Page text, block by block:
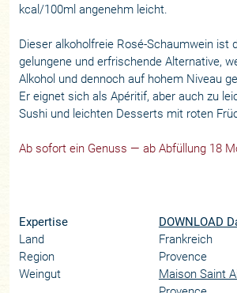
kcal/100ml angenehm leicht.
Dieser alkoholfreie Rosé-Schaumwein ist
gelungene und erfrischende Alternative,
Alkohol und dennoch auf hohem Niveau
Er eignet sich als Apéritif, aber auch zu
Sushi und leichten Desserts mit roten
Ab sofort ein Genuss — ab Abfüllung 18
Expertise
DOWNLOAD
Land
Frankreich
Region
Provence
Weingut
Maison Saint